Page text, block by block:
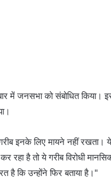
में जनसभा को संबोधित किया।
इनके लिए मायने नहीं रखता।
है तो ये गरीब विरोधी
है कि उन्होंने फिर बताया है।"